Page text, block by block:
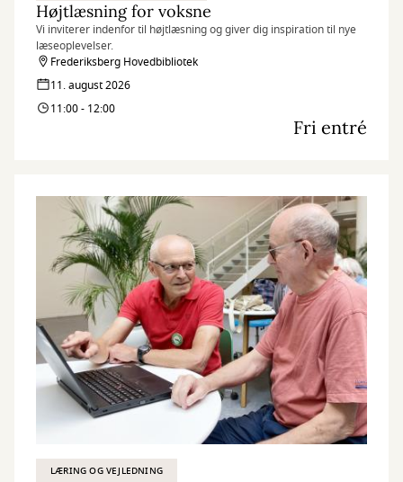
Højtlæsning for voksne
Vi inviterer indenfor til højtlæsning og giver dig inspiration til nye
læseoplevelser.
Frederiksberg Hovedbibliotek
11. august 2026
11:00 - 12:00
Fri entré
LÆRING OG VEJLEDNING